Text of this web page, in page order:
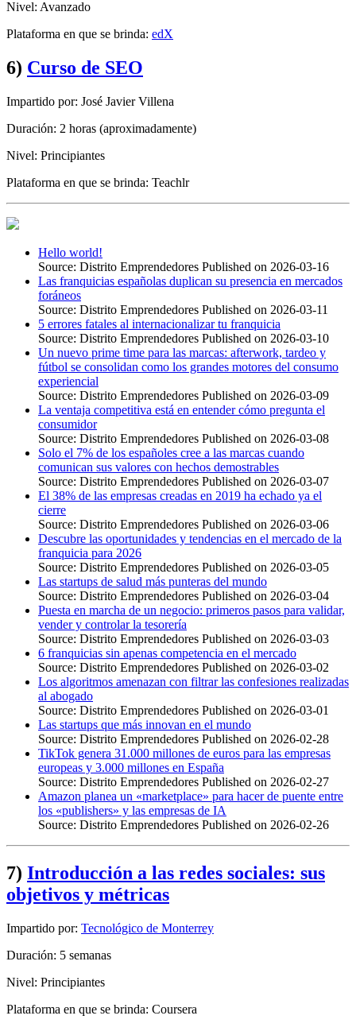
Nivel: Avanzado
Plataforma en que se brinda: edX
6) Curso de SEO
Impartido por: José Javier Villena
Duración: 2 horas (aproximadamente)
Nivel: Principiantes
Plataforma en que se brinda: Teachlr
Hello world!
Source: Distrito Emprendedores Published on 2026-03-16
Las franquicias españolas duplican su presencia en mercados
foráneos
Source: Distrito Emprendedores Published on 2026-03-11
5 errores fatales al internacionalizar tu franquicia
Source: Distrito Emprendedores Published on 2026-03-10
Un nuevo prime time para las marcas: afterwork, tardeo y
fútbol se consolidan como los grandes motores del consumo
experiencial
Source: Distrito Emprendedores Published on 2026-03-09
La ventaja competitiva está en entender cómo pregunta el
consumidor
Source: Distrito Emprendedores Published on 2026-03-08
Solo el 7% de los españoles cree a las marcas cuando
comunican sus valores con hechos demostrables
Source: Distrito Emprendedores Published on 2026-03-07
El 38% de las empresas creadas en 2019 ha echado ya el
cierre
Source: Distrito Emprendedores Published on 2026-03-06
Descubre las oportunidades y tendencias en el mercado de la
franquicia para 2026
Source: Distrito Emprendedores Published on 2026-03-05
Las startups de salud más punteras del mundo
Source: Distrito Emprendedores Published on 2026-03-04
Puesta en marcha de un negocio: primeros pasos para validar,
vender y controlar la tesorería
Source: Distrito Emprendedores Published on 2026-03-03
6 franquicias sin apenas competencia en el mercado
Source: Distrito Emprendedores Published on 2026-03-02
Los algoritmos amenazan con filtrar las confesiones realizadas
al abogado
Source: Distrito Emprendedores Published on 2026-03-01
Las startups que más innovan en el mundo
Source: Distrito Emprendedores Published on 2026-02-28
TikTok genera 31.000 millones de euros para las empresas
europeas y 3.000 millones en España
Source: Distrito Emprendedores Published on 2026-02-27
Amazon planea un «marketplace» para hacer de puente entre
los «publishers» y las empresas de IA
Source: Distrito Emprendedores Published on 2026-02-26
7) Introducción a las redes sociales: sus
objetivos y métricas
Impartido por: Tecnológico de Monterrey
Duración: 5 semanas
Nivel: Principiantes
Plataforma en que se brinda: Coursera